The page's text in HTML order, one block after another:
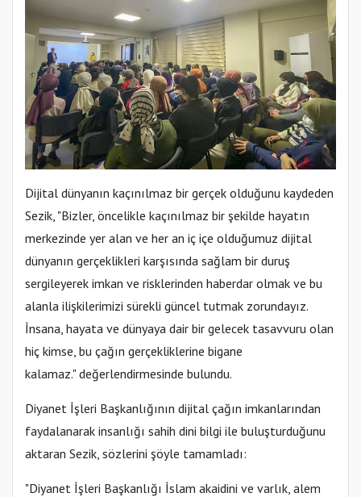
Dijital dünyanın kaçınılmaz bir gerçek olduğunu kaydeden
Sezik, "Bizler, öncelikle kaçınılmaz bir şekilde hayatın
merkezinde yer alan ve her an iç içe olduğumuz dijital
dünyanın gerçeklikleri karşısında sağlam bir duruş
sergileyerek imkan ve risklerinden haberdar olmak ve bu
alanla ilişkilerimizi sürekli güncel tutmak zorundayız.
İnsana, hayata ve dünyaya dair bir gelecek tasavvuru olan
hiç kimse, bu çağın gerçekliklerine bigane
kalamaz." değerlendirmesinde bulundu.
Diyanet İşleri Başkanlığının dijital çağın imkanlarından
faydalanarak insanlığı sahih dini bilgi ile buluşturduğunu
aktaran Sezik, sözlerini şöyle tamamladı:
"Diyanet İşleri Başkanlığı İslam akaidini ve varlık, alem